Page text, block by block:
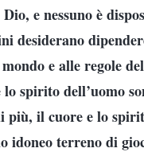
e nessuno è
desiderano
e alle regole
spirito dell’uomo
più, il cuore e lo
idoneo terreno di